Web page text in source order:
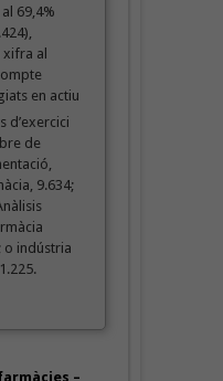
69,4%
al
en actiu
d’exercici
de
9.634;
o indústria
–